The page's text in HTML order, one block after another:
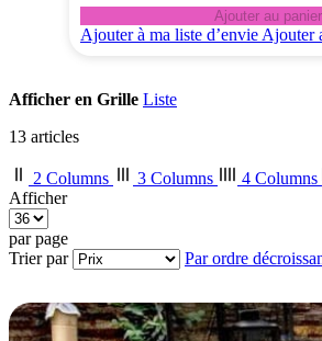
Ajouter au panier
Ajouter à ma liste d’envie Ajouter
Afficher en Grille Liste
13 articles
2 Columns 3 Columns 4 Columns
Afficher
par page
Trier par
Par ordre